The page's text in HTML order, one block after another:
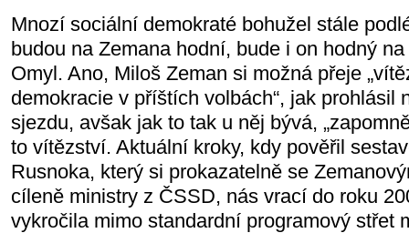
Mnozí sociální demokraté bohužel stále
budou na Zemana hodní, bude i on hodný
Omyl. Ano, Miloš Zeman si možná přeje
demokracie v příštích volbách“, jak prohlásil
sjezdu, avšak jak to tak u něj bývá,
to vítězství. Aktuální kroky, kdy pověřil
Rusnoka, který si prokazatelně se
cíleně ministry z ČSSD, nás vrací do roku
vykročila mimo standardní programový střet